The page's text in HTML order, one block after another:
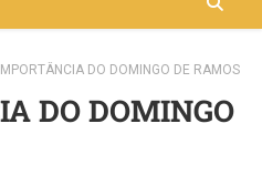
DO DOMINGO DE RAMOS
DO DOMINGO